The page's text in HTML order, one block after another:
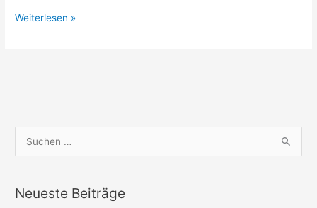
Weiterlesen »
hNeueste Beiträge